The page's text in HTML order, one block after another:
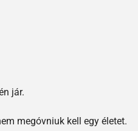
jár.
megóvniuk kell egy életet.